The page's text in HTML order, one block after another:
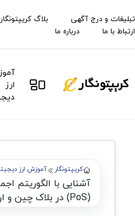
تبلیغات و درج آگهی
بلاگ کریپتونگار
ارتباط با ما
درباره ما
ارز
کریپتونگار آموزش ارز
آشنایی با الگوریتم
(PoS) در بلاک چین و ارز دیجیتال